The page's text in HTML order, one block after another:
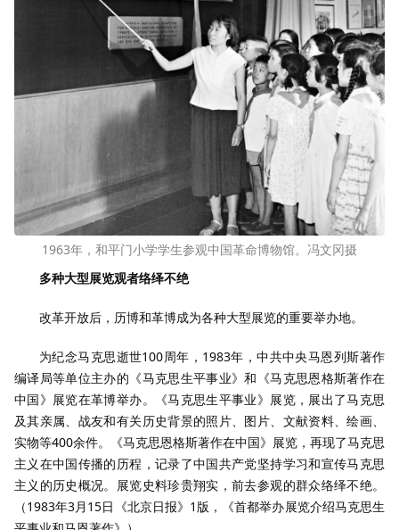
1963年，和平门小学学生参观中国革命博物馆。冯文冈摄
多种大型展览观者络绎不绝
改革开放后，历博和革博成为各种大型展览的重要举办地。
为纪念马克思逝世100周年，1983年，中共中央马恩列斯著作
编译局等单位主办的《马克思生平事业》和《马克思恩格斯著作在
中国》展览在革博举办。《马克思生平事业》展览，展出了马克思
及其亲属、战友和有关历史背景的照片、图片、文献资料、绘画、
实物等400余件。《马克思恩格斯著作在中国》展览，再现了马克思
主义在中国传播的历程，记录了中国共产党坚持学习和宣传马克思
主义的历史概况。展览史料珍贵翔实，前去参观的群众络绎不绝。
（1983年3月15日《北京日报》1版，《首都举办展览介绍马克思生